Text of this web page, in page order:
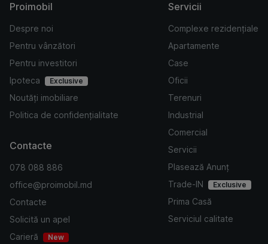
Proimobil
Despre noi
Pentru vânzători
Pentru investitori
Ipoteca
Exclusive
Noutăți imobiliare
Politica de confidențialitate
Servicii
Complexe rezidențiale
Apartamente
Case
Oficii
Terenuri
Industrial
Comercial
Servicii
Plasează Anunț
Trade-IN
Exclusive
Prima Casă
Serviciul calitate
Contacte
078 088 886
office@proimobil.md
Contacte
Solicită un apel
Carieră
New